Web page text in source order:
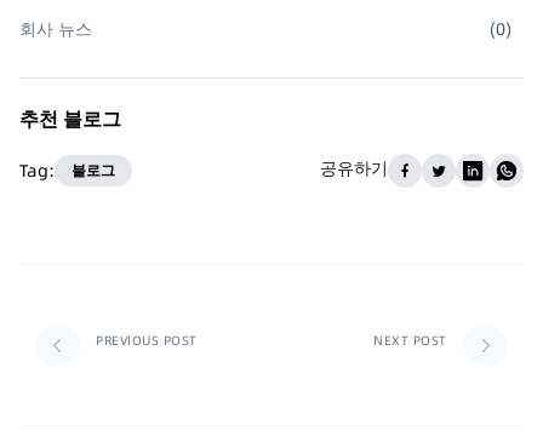
회사 뉴스
(0)
추천 블로그
Tag: 블로그 공유하기
PREVIOUS POST NEXT POST